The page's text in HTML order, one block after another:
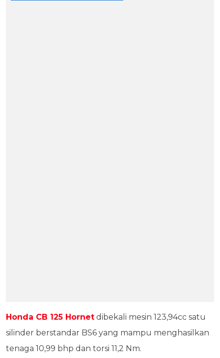
Honda CB 125 Hornet dibekali mesin 123,94cc satu
silinder berstandar BS6 yang mampu menghasilkan
tenaga 10,99 bhp dan torsi 11,2 Nm.